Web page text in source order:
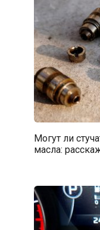
Могут ли
масла: